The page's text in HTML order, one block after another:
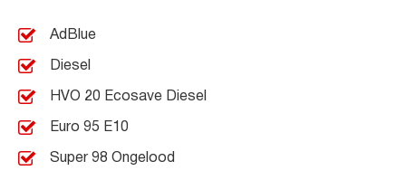
AdBlue
Diesel
HVO 20 Ecosave Diesel
Euro 95 E10
Super 98 Ongelood